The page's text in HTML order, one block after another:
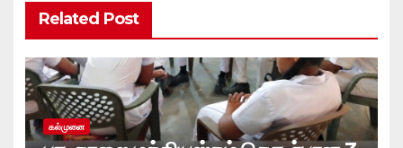
Related Post
கல்முனை